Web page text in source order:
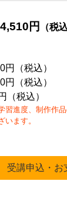
4,510円 （税
円（税込）
（税込）
（税込）
習進度、制作作
います。
受講申込・お